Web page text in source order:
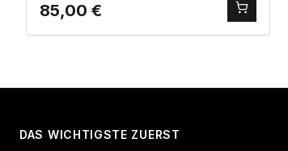
85,00 €
DAS WICHTIGSTE ZUERST